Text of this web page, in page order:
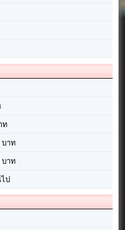
ท
บาท
บาท
ป